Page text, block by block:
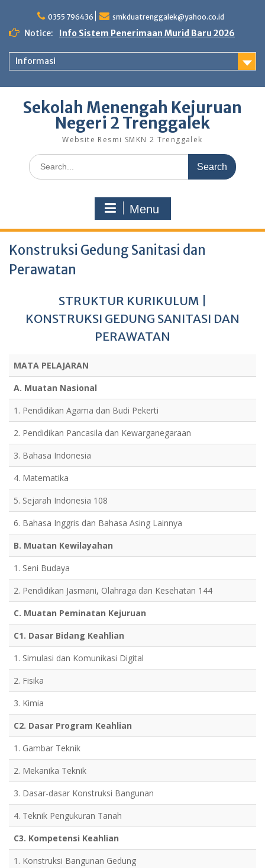
content
0355 796436 smkduatrenggalek@yahoo.co.id
Notice: Info Sistem Penerimaan Murid Baru 2026
Informasi
Sekolah Menengah Kejuruan
Negeri 2 Trenggalek
Website Resmi SMKN 2 Trenggalek
Search
for:
Menu
Konstruksi Gedung Sanitasi dan
Perawatan
STRUKTUR KURIKULUM |
KONSTRUKSI GEDUNG SANITASI DAN
PERAWATAN
MATA PELAJARAN
A. Muatan Nasional
1. Pendidikan Agama dan Budi Pekerti
2. Pendidikan Pancasila dan Kewarganegaraan
3. Bahasa Indonesia
4. Matematika
5. Sejarah Indonesia 108
6. Bahasa Inggris dan Bahasa Asing Lainnya
B. Muatan Kewilayahan
1. Seni Budaya
2. Pendidikan Jasmani, Olahraga dan Kesehatan 144
C. Muatan Peminatan Kejuruan
C1. Dasar Bidang Keahlian
1. Simulasi dan Komunikasi Digital
2. Fisika
3. Kimia
C2. Dasar Program Keahlian
1. Gambar Teknik
2. Mekanika Teknik
3. Dasar-dasar Konstruksi Bangunan
4. Teknik Pengukuran Tanah
C3. Kompetensi Keahlian
1. Konstruksi Bangunan Gedung